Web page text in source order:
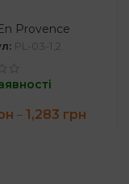
Provence
PL-03-1,2
– 1,283 грнPrice